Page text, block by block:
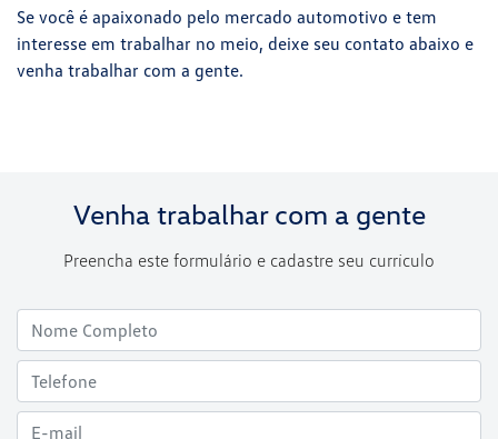
Se você é apaixonado pelo mercado automotivo e tem
interesse em trabalhar no meio, deixe seu contato abaixo e
venha trabalhar com a gente.
Venha trabalhar com a gente
Preencha este formulário e cadastre seu currículo